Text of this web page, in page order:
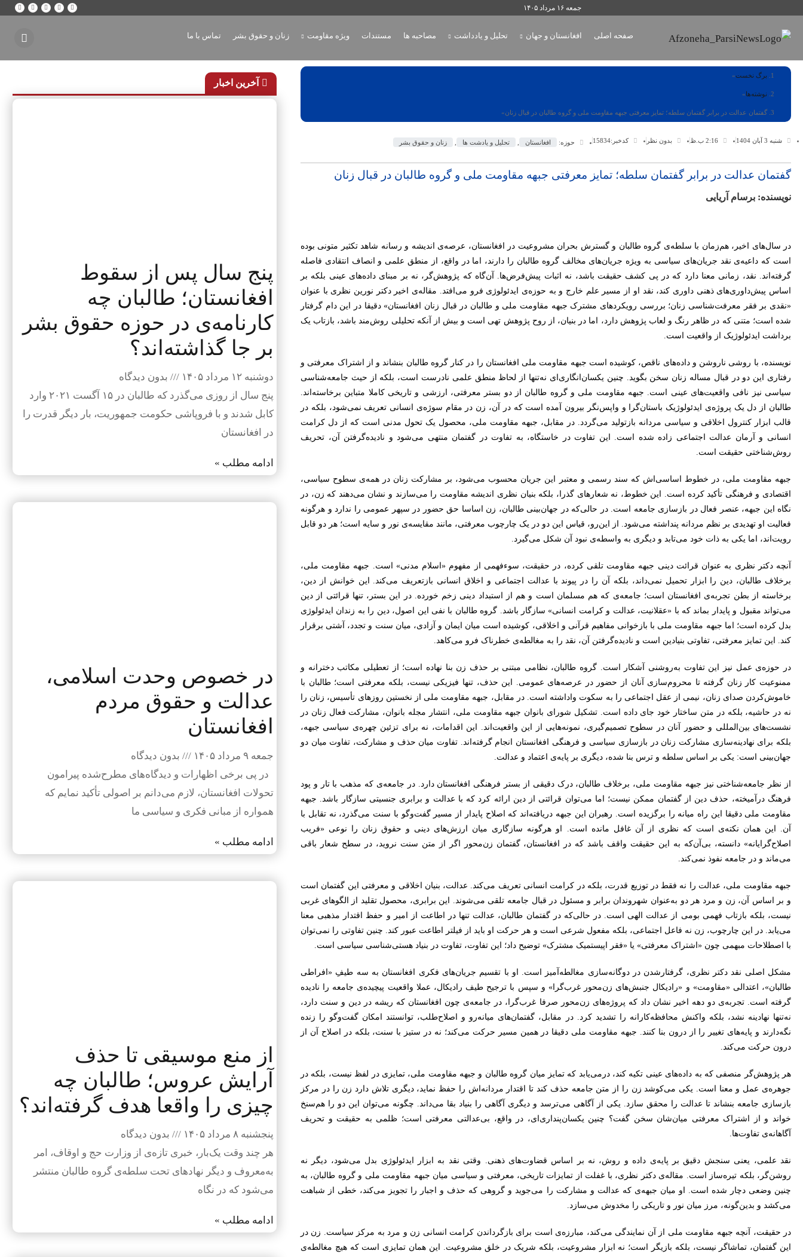
جمعه ۱۶ مرداد ۱۴۰۵
صفحه اصلی افغانستان و جهان تحلیل و یادداشت مصاحبه ها مستندات ویژه مقاومت زنان و حقوق بشر تماس با ما
برگ نخست
نوشته‌ها
گفتمان عدالت در برابر گفتمان سلطه؛ تمایز معرفتی جبهه مقاومت ملی و گروه طالبان در قبال زنان
شنبه 3 آبان 1404 2:16 ب.ظ بدون نظر کدخبر:15834 حوزه: افغانستان تحلیل و یادشت ها زنان و حقوق بشر
گفتمان عدالت در برابر گفتمان سلطه؛ تمایز معرفتی جبهه مقاومت ملی و گروه طالبان در قبال زنان
نویسنده: برسام آریایی
در سال‌های اخیر، هم‌زمان با سلطه‌ی گروه طالبان و گسترش بحران مشروعیت در افغانستان، عرصه‌ی اندیشه و رسانه شاهد تکثیر متونی بوده
است که داعیه‌ی نقد جریان‌های سیاسی به ویژه جریان‌های مخالف گروه طالبان را دارند، اما در واقع، از منطق علمی و انصاف انتقادی فاصله
گرفته‌اند. نقد، زمانی معنا دارد که در پی کشف حقیقت باشد، نه اثبات پیش‌فرض‌ها. آن‌گاه که پژوهش‌گر، نه بر مبنای داده‌های عینی بلکه بر
اساس پیش‌داوری‌های ذهنی داوری کند، نقد او از مسیر علم خارج و به حوزه‌ی ایدئولوژی فرو می‌افتد. مقاله‌ی اخیر دکتر نورین نظری با عنوان
«نقدی بر فقر معرفت‌شناسی زنان؛ بررسی رویکردهای مشترک جبهه مقاومت ملی و طالبان در قبال زنان افغانستان» دقیقا در این دام گرفتار
شده است؛ متنی که در ظاهر رنگ و لعاب پژوهش دارد، اما در بنیان، از روح پژوهش تهی است و بیش از آنکه تحلیلی روش‌مند باشد، بازتاب یک
برداشت ایدئولوژیک از واقعیت است.
نویسنده، با روشی ناروشن و داده‌های ناقص، کوشیده است جبهه مقاومت ملی افغانستان را در کنار گروه طالبان بنشاند و از اشتراک معرفتی و
رفتاری این دو در قبال مساله زنان سخن بگوید. چنین یکسان‌انگاری‌ای نه‌تنها از لحاظ منطق علمی نادرست است، بلکه از حیث جامعه‌شناسی
سیاسی نیز نافی واقعیت‌های عینی است. جبهه مقاومت ملی و گروه طالبان از دو بستر معرفتی، ارزشی و تاریخی کاملا متباین برخاسته‌اند.
طالبان از دل یک پروژه‌ی ایدئولوژیک باستان‌گرا و واپس‌نگر بیرون آمده است که در آن، زن در مقام سوژه‌ی انسانی تعریف نمی‌شود، بلکه در
قالب ابزار کنترول اخلاقی و سیاسی مردانه بازتولید می‌گردد. در مقابل، جبهه مقاومت ملی، محصول یک تحول مدنی است که از دل کرامت
انسانی و آرمان عدالت اجتماعی زاده شده است. این تفاوت در خاستگاه، به تفاوت در گفتمان منتهی می‌شود و نادیده‌گرفتن آن، تحریف
روش‌شناختی حقیقت است.
جبهه مقاومت ملی، در خطوط اساسی‌اش که سند رسمی و معتبر این جریان محسوب می‌شود، بر مشارکت زنان در همه‌ی سطوح سیاسی،
اقتصادی و فرهنگی تأکید کرده است. این خطوط، نه شعارهای گذرا، بلکه بنیان نظری اندیشه مقاومت را می‌سازند و نشان می‌دهند که زن، در
نگاه این جبهه، عنصر فعال در بازسازی جامعه است. در حالی‌که در جهان‌بینی طالبان، زن اساسا حق حضور در سپهر عمومی را ندارد و هرگونه
فعالیت او تهدیدی بر نظم مردانه پنداشته می‌شود. از این‌رو، قیاس این دو در یک چارچوب معرفتی، مانند مقایسه‌ی نور و سایه است؛ هر دو قابل
رویت‌اند، اما یکی به ذات خود می‌تابد و دیگری به واسطه‌ی نبود آن شکل می‌گیرد.
آنچه دکتر نظری به عنوان قرائت دینی جبهه مقاومت تلقی کرده، در حقیقت، سوءفهمی از مفهوم «اسلام مدنی» است. جبهه مقاومت ملی،
برخلاف طالبان، دین را ابزار تحمیل نمی‌داند، بلکه آن را در پیوند با عدالت اجتماعی و اخلاق انسانی بازتعریف می‌کند. این خوانش از دین،
برخاسته از بطن تجربه‌ی افغانستان است؛ جامعه‌ی که هم مسلمان است و هم از استبداد دینی زخم خورده. در این بستر، تنها قرائتی از دین
می‌تواند مقبول و پایدار بماند که با «عقلانیت، عدالت و کرامت انسانی» سازگار باشد. گروه طالبان با نفی این اصول، دین را به زندان ایدئولوژی
بدل کرده است؛ اما جبهه مقاومت ملی با بازخوانی مفاهیم قرآنی و اخلاقی، کوشیده است میان ایمان و آزادی، میان سنت و تجدد، آشتی برقرار
کند. این تمایز معرفتی، تفاوتی بنیادین است و نادیده‌گرفتن آن، نقد را به مغالطه‌ی خطرناک فرو می‌کاهد.
در حوزه‌ی عمل نیز این تفاوت به‌روشنی آشکار است. گروه طالبان، نظامی مبتنی بر حذف زن بنا نهاده است؛ از تعطیلی مکاتب دخترانه و
ممنوعیت کار زنان گرفته تا محروم‌سازی آنان از حضور در عرصه‌های عمومی. این حذف، تنها فیزیکی نیست، بلکه معرفتی است؛ طالبان با
خاموش‌کردن صدای زنان، نیمی از عقل اجتماعی را به سکوت واداشته است. در مقابل، جبهه مقاومت ملی از نخستین روزهای تأسیس، زنان را
نه در حاشیه، بلکه در متن ساختار خود جای داده است. تشکیل شورای بانوان جبهه مقاومت ملی، انتشار مجله بانوان، مشارکت فعال زنان در
نشست‌های بین‌المللی و حضور آنان در سطوح تصمیم‌گیری، نمونه‌هایی از این واقعیت‌اند. این اقدامات، نه برای تزئین چهره‌ی سیاسی جبهه،
بلکه برای نهادینه‌سازی مشارکت زنان در بازسازی سیاسی و فرهنگی افغانستان انجام گرفته‌اند. تفاوت میان حذف و مشارکت، تفاوت میان دو
جهان‌بینی است: یکی بر اساس سلطه و ترس بنا شده، دیگری بر پایه‌ی اعتماد و عدالت.
از نظر جامعه‌شناختی نیز جبهه مقاومت ملی، برخلاف طالبان، درک دقیقی از بستر فرهنگی افغانستان دارد. در جامعه‌ی که مذهب با تار و پود
فرهنگ درآمیخته، حذف دین از گفتمان ممکن نیست؛ اما می‌توان قرائتی از دین ارائه کرد که با عدالت و برابری جنسیتی سازگار باشد. جبهه
مقاومت ملی دقیقا این راه میانه را برگزیده است. رهبران این جبهه دریافته‌اند که اصلاح پایدار از مسیر گفت‌وگو با سنت می‌گذرد، نه تقابل با
آن. این همان نکته‌ی است که نظری از آن غافل مانده است. او هرگونه سازگاری میان ارزش‌های دینی و حقوق زنان را نوعی «فریب
اصلاح‌گرایانه» دانسته، بی‌آن‌که به این حقیقت واقف باشد که در افغانستان، گفتمان زن‌محور اگر از متن سنت نروید، در سطح شعار باقی
می‌ماند و در جامعه نفوذ نمی‌کند.
جبهه مقاومت ملی، عدالت را نه فقط در توزیع قدرت، بلکه در کرامت انسانی تعریف می‌کند. عدالت، بنیان اخلاقی و معرفتی این گفتمان است
و بر اساس آن، زن و مرد هر دو به‌عنوان شهروندان برابر و مسئول در قبال جامعه تلقی می‌شوند. این برابری، محصول تقلید از الگوهای غربی
نیست، بلکه بازتاب فهمی بومی از عدالت الهی است. در حالی‌که در گفتمان طالبان، عدالت تنها در اطاعت از امیر و حفظ اقتدار مذهبی معنا
می‌یابد. در این چارچوب، زن نه فاعل اجتماعی، بلکه مفعول شرعی است و هر حرکت او باید از فیلتر اطاعت عبور کند. چنین تفاوتی را نمی‌توان
با اصطلاحات مبهمی چون «اشتراک معرفتی» یا «فقر اپیستمیک مشترک» توضیح داد؛ این تفاوت، تفاوت در بنیاد هستی‌شناسی سیاسی است.
مشکل اصلی نقد دکتر نظری، گرفتارشدن در دوگانه‌سازی مغالطه‌آمیز است. او با تقسیم جریان‌های فکری افغانستان به سه طیفِ «افراطی
طالبان»، اعتدالی «مقاومت» و «رادیکال جنبش‌های زن‌محور غرب‌گرا» و سپس با ترجیح طیف رادیکال، عملا واقعیت پیچیده‌ی جامعه را نادیده
گرفته است. تجربه‌ی دو دهه اخیر نشان داد که پروژه‌های زن‌محور صرفا غرب‌گرا، در جامعه‌ی چون افغانستان که ریشه در دین و سنت دارد،
نه‌تنها نهادینه نشد، بلکه واکنش محافظه‌کارانه را تشدید کرد. در مقابل، گفتمان‌های میانه‌رو و اصلاح‌طلب، توانستند امکان گفت‌وگو را زنده
نگه‌دارند و پایه‌های تغییر را از درون بنا کنند. جبهه مقاومت ملی دقیقا در همین مسیر حرکت می‌کند؛ نه در ستیز با سنت، بلکه در اصلاح آن از
درون حرکت می‌کند.
هر پژوهش‌گر منصفی که به داده‌های عینی تکیه کند، درمی‌یابد که تمایز میان گروه طالبان و جبهه مقاومت ملی، تمایزی در لفظ نیست، بلکه در
جوهره‌ی عمل و معنا است. یکی می‌کوشد زن را از متن جامعه حذف کند تا اقتدار مردانه‌اش را حفظ نماید، دیگری تلاش دارد زن را در مرکز
بازسازی جامعه بنشاند تا عدالت را محقق سازد. یکی از آگاهی می‌ترسد و دیگری آگاهی را بنیاد بقا می‌داند. چگونه می‌توان این دو را هم‌سنخ
خواند و از اشتراک معرفتی میان‌شان سخن گفت؟ چنین یکسان‌پنداری‌ای، در واقع، بی‌عدالتی معرفتی است؛ ظلمی به حقیقت و تحریف
آگاهانه‌ی تفاوت‌ها.
نقد علمی، یعنی سنجش دقیق بر پایه‌ی داده و روش، نه بر اساس قضاوت‌های ذهنی. وقتی نقد به ابزار ایدئولوژی بدل می‌شود، دیگر نه
روشن‌گر، بلکه تیره‌ساز است. مقاله‌ی دکتر نظری، با غفلت از تمایزات تاریخی، معرفتی و سیاسی میان جبهه مقاومت ملی و گروه طالبان، به
چنین وضعی دچار شده است. او میان جبهه‌ی که عدالت و مشارکت را می‌جوید و گروهی که حذف و اجبار را تجویز می‌کند، خطی از شباهت
می‌کشد و بدین‌گونه، مرز میان نور و تاریکی را مخدوش می‌سازد.
در حقیقت، آنچه جبهه مقاومت ملی از آن نمایندگی می‌کند، مبارزه‌ی است برای بازگرداندن کرامت انسانی زن و مرد به مرکز سیاست. زن در
این گفتمان، تماشاگر نیست، بلکه بازیگر است؛ نه ابزار مشروعیت، بلکه شریک در خلق مشروعیت. این همان تمایزی است که هیچ مغالطه‌ی
آخرین اخبار
پنج سال پس از سقوط
افغانستان؛ طالبان چه
کارنامه‌ی در حوزه حقوق بشر
بر جا گذاشته‌اند؟
دوشنبه ۱۲ مرداد ۱۴۰۵
بدون دیدگاه
پنج سال از روزی می‌گذرد که طالبان در ۱۵ آگست ۲۰۲۱ وارد
کابل شدند و با فروپاشی حکومت جمهوریت، بار دیگر قدرت را
در افغانستان
ادامه مطلب »
در خصوص وحدت اسلامی،
عدالت و حقوق مردم
افغانستان
جمعه ۹ مرداد ۱۴۰۵
بدون دیدگاه
در پی برخی اظهارات و دیدگاه‌های مطرح‌شده پیرامون
تحولات افغانستان، لازم می‌دانم بر اصولی تأکید نمایم که
همواره از مبانی فکری و سیاسی ما
ادامه مطلب »
از منع موسیقی تا حذف
آرایش عروس؛ طالبان چه
چیزی را واقعا هدف گرفته‌اند؟
پنجشنبه ۸ مرداد ۱۴۰۵
بدون دیدگاه
هر چند وقت یک‌بار، خبری تازه‌ی از وزارت حج و اوقاف، امر
به‌معروف و دیگر نهادهای تحت سلطه‌ی گروه طالبان منتشر
می‌شود که در نگاه
ادامه مطلب »